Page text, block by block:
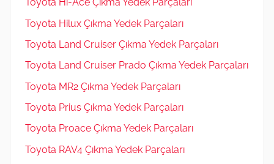
Toyota Hilux Çıkma Yedek Parçaları
Toyota Land Cruiser Çıkma Yedek Parçaları
Toyota Land Cruiser Prado Çıkma Yedek Parçaları
Toyota MR2 Çıkma Yedek Parçaları
Toyota Prius Çıkma Yedek Parçaları
Toyota Proace Çıkma Yedek Parçaları
Toyota RAV4 Çıkma Yedek Parçaları